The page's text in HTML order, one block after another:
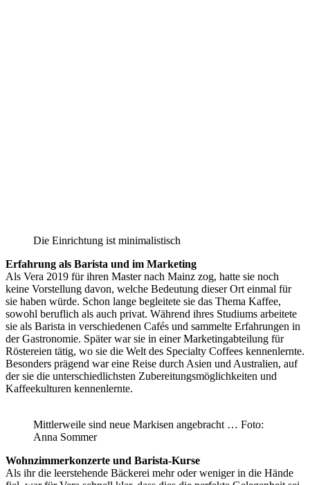
Die Einrichtung ist minimalistisch
Erfahrung als Barista und im Marketing
Als Vera 2019 für ihren Master nach Mainz zog, hatte sie noch
keine Vorstellung davon, welche Bedeutung dieser Ort einmal für
sie haben würde. Schon lange begleitete sie das Thema Kaffee,
sowohl beruflich als auch privat. Während ihres Studiums arbeitete
sie als Barista in verschiedenen Cafés und sammelte Erfahrungen in
der Gastronomie. Später war sie in einer Marketingabteilung für
Röstereien tätig, wo sie die Welt des Specialty Coffees kennenlernte.
Besonders prägend war eine Reise durch Asien und Australien, auf
der sie die unterschiedlichsten Zubereitungsmöglichkeiten und
Kaffeekulturen kennenlernte.
Mittlerweile sind neue Markisen angebracht … Foto:
Anna Sommer
Wohnzimmerkonzerte und Barista-Kurse
Als ihr die leerstehende Bäckerei mehr oder weniger in die Hände